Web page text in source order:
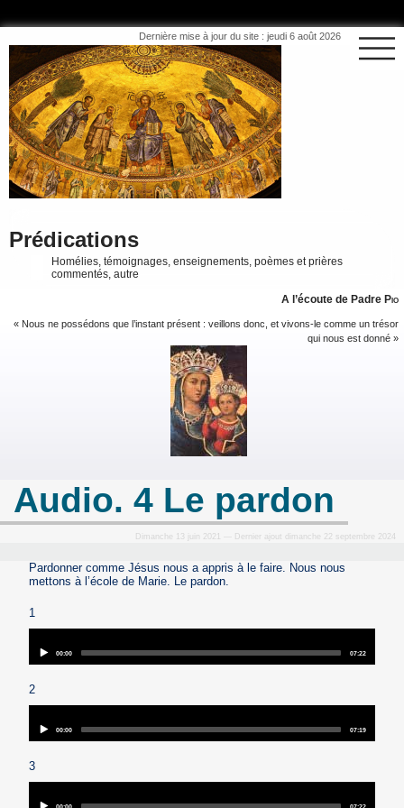
Dernière mise à jour du site : jeudi 6 août 2026
Prédications
Homélies, témoignages, enseignements, poèmes et prières
commentés, autre
A l’écoute de Padre Pio
« Nous ne possédons que l’instant présent : veillons donc, et vivons-le comme un trésor
qui nous est donné »
Audio. 4 Le pardon
Dimanche 13 juin 2021 — Dernier ajout dimanche 22 septembre 2024
Pardonner comme Jésus nous a appris à le faire. Nous nous
mettons à l’école de Marie. Le pardon.
1
Player
Current
time
00:00
Total
duration
07:22
2
Player
Current
time
00:00
Total
duration
07:19
3
Player
Current
00:00
Total
07:22